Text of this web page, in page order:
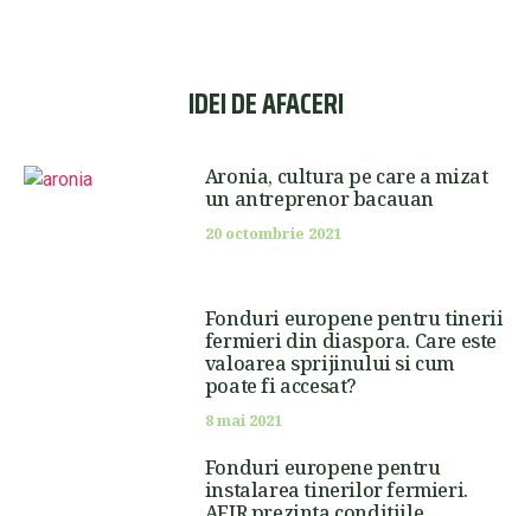
IDEI DE AFACERI
Aronia, cultura pe care a mizat
un antreprenor bacauan
20 octombrie 2021
Fonduri europene pentru tinerii
fermieri din diaspora. Care este
valoarea sprijinului si cum
poate fi accesat?
8 mai 2021
Fonduri europene pentru
instalarea tinerilor fermieri.